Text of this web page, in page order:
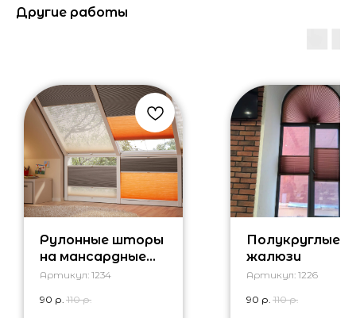
Другие работы
Рулонные шторы
на мансардные
окна
Артикул: 1234
90 р. 110 р.
Полукруглые
жалюзи
Артикул: 1226
90 р. 110 р.